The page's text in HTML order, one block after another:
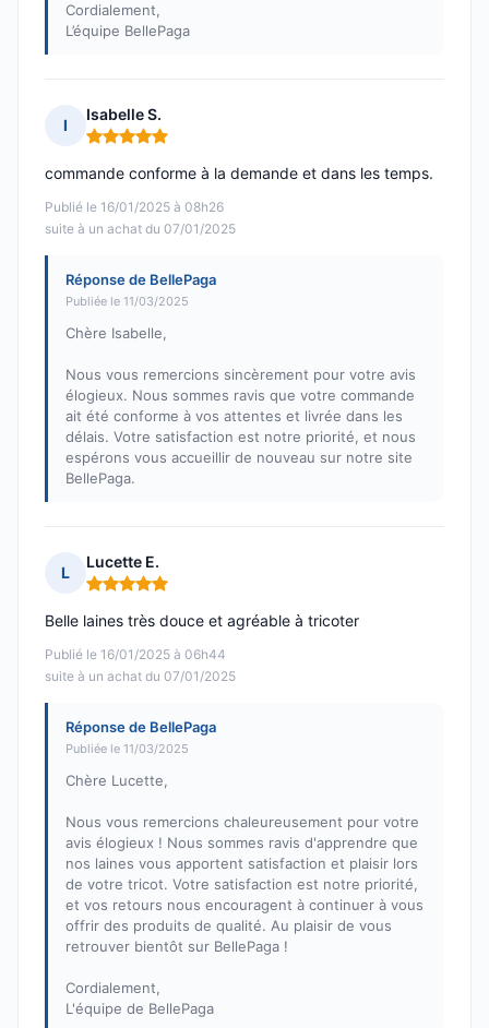
Cordialement,
L’équipe BellePaga
I
Isabelle S.
Note : 5 sur 5
Publié le 16/01/2025 à 08h26
suite à un achat du 07/01/2025
commande conforme à la demande et dans les temps.
Réponse de BellePaga
Publiée le 11/03/2025
Chère Isabelle,
Nous vous remercions sincèrement pour votre avis
élogieux. Nous sommes ravis que votre commande
ait été conforme à vos attentes et livrée dans les
délais. Votre satisfaction est notre priorité, et nous
espérons vous accueillir de nouveau sur notre site
BellePaga.
L
Lucette E.
Note : 5 sur 5
Publié le 16/01/2025 à 06h44
suite à un achat du 07/01/2025
Belle laines très douce et agréable à tricoter
Réponse de BellePaga
Publiée le 11/03/2025
Chère Lucette,
Nous vous remercions chaleureusement pour votre
avis élogieux ! Nous sommes ravis d'apprendre que
nos laines vous apportent satisfaction et plaisir lors
de votre tricot. Votre satisfaction est notre priorité,
et vos retours nous encouragent à continuer à vous
offrir des produits de qualité. Au plaisir de vous
retrouver bientôt sur BellePaga !
Cordialement,
L'équipe de BellePaga